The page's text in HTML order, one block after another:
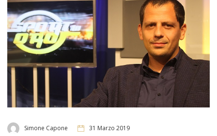
Simone Capone 31 Marzo 2019